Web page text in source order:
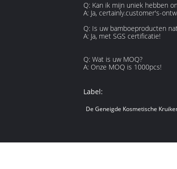
Q: Kan ik mijn uniek hebben
A: Ja, certainly.customer's-
Q: Is uw bamboeproducten
A: Ja, met SGS certificatie!
Q: Wat is uw MOQ?
A: Onze MOQ is 1000pcs!
Label:
De Geneigde Kosmetische